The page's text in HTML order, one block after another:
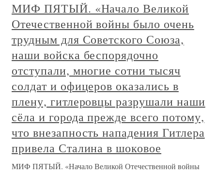
МИФ ПЯТЫЙ. «Начало Великой
Отечественной войны было очень
трудным для Советского Союза,
наши войска беспорядочно
отступали, многие сотни тысяч
солдат и офицеров оказались в
плену, гитлеровцы разрушали наши
сёла и города прежде всего потому,
что внезапность нападения Гитлера
привела Сталина в шоковое
МИФ ПЯТЫЙ. «Начало Великой Отечественной войны